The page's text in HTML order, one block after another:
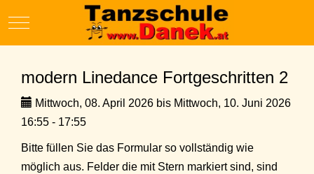
Mobile Menu Toggle
modern Linedance Fortgeschritten 2
Mittwoch, 08. April 2026 bis Mittwoch, 10. Juni 2026
16:55 - 17:55
Bitte füllen Sie das Formular so vollständig wie
möglich aus. Felder die mit Stern markiert sind, sind